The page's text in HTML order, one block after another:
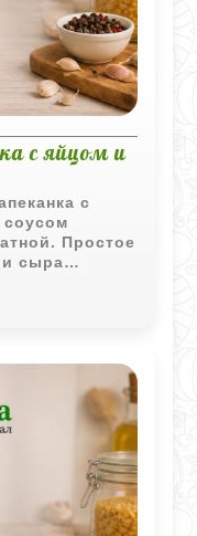
с яйцом и
с
Простое
и сыра